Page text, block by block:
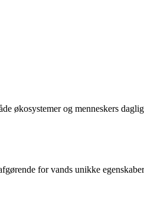
økosystemer og menneskers
for vands unikke